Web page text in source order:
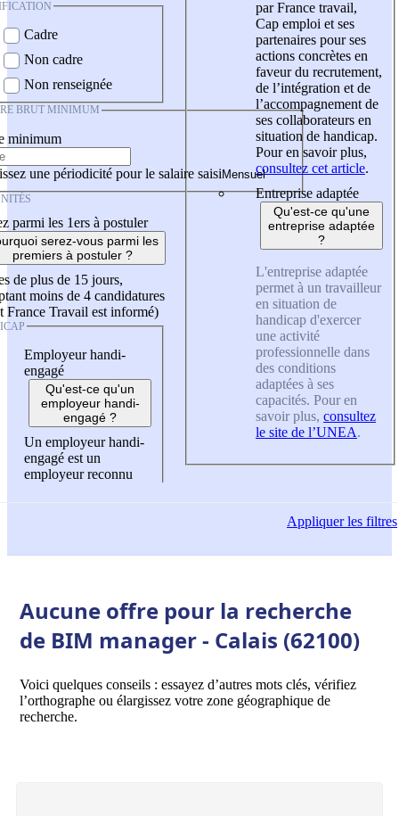
Cadre
Non cadre
Non renseignée
BRUT MINIMUM
minimum
une périodicité pour le salaire saisi
parmi les 1ers à postuler
serez-vous parmi les
premiers à postuler ?
de plus de 15 jours,
moins de 4 candidatures
France Travail est informé)
Employeur handi-
engagé
Qu'est-ce qu'un
employeur handi-
engagé ?
Un employeur handi-
engagé est un
employeur reconnu
par France travail,
Cap emploi et ses
partenaires pour ses
actions concrètes en
faveur du recrutement,
de l’intégration et de
l’accompagnement de
ses collaborateurs en
situation de handicap.
Pour en savoir plus,
consultez cet article.
Entreprise adaptée
Qu'est-ce qu'une
entreprise adaptée
?
L'entreprise adaptée
permet à un travailleur
en situation de
handicap d'exercer
une activité
professionnelle dans
des conditions
adaptées à ses
capacités. Pour en
savoir plus, consultez
le site de l’UNEA.
Appliquerles filtres
Aucune offre pour la recherche
de BIM manager - Calais (62100)
Voici quelques conseils : essayez d’autres mots clés, vérifiez
l’orthographe ou élargissez votre zone géographique de
recherche.